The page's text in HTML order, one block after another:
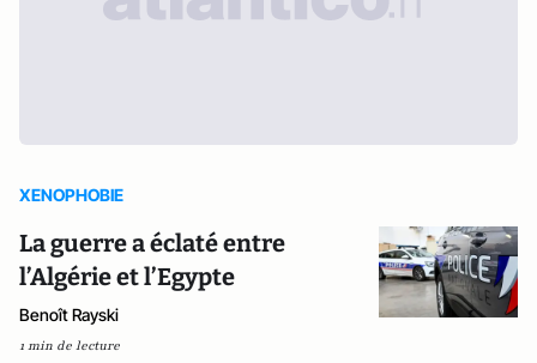
XENOPHOBIE
La guerre a éclaté entre
l’Algérie et l’Egypte
Benoît Rayski
1 min de lecture